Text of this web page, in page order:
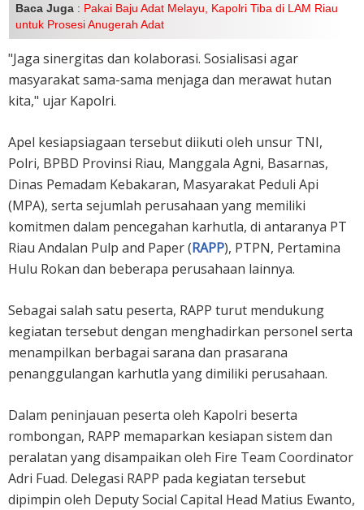
Baca Juga : Pakai Baju Adat Melayu, Kapolri Tiba di LAM Riau
untuk Prosesi Anugerah Adat
"Jaga sinergitas dan kolaborasi. Sosialisasi agar
masyarakat sama-sama menjaga dan merawat hutan
kita," ujar Kapolri.
Apel kesiapsiagaan tersebut diikuti oleh unsur TNI,
Polri, BPBD Provinsi Riau, Manggala Agni, Basarnas,
Dinas Pemadam Kebakaran, Masyarakat Peduli Api
(MPA), serta sejumlah perusahaan yang memiliki
komitmen dalam pencegahan karhutla, di antaranya PT
Riau Andalan Pulp and Paper (RAPP), PTPN, Pertamina
Hulu Rokan dan beberapa perusahaan lainnya.
Sebagai salah satu peserta, RAPP turut mendukung
kegiatan tersebut dengan menghadirkan personel serta
menampilkan berbagai sarana dan prasarana
penanggulangan karhutla yang dimiliki perusahaan.
Dalam peninjauan peserta oleh Kapolri beserta
rombongan, RAPP memaparkan kesiapan sistem dan
peralatan yang disampaikan oleh Fire Team Coordinator
Adri Fuad. Delegasi RAPP pada kegiatan tersebut
dipimpin oleh Deputy Social Capital Head Matius Ewanto,